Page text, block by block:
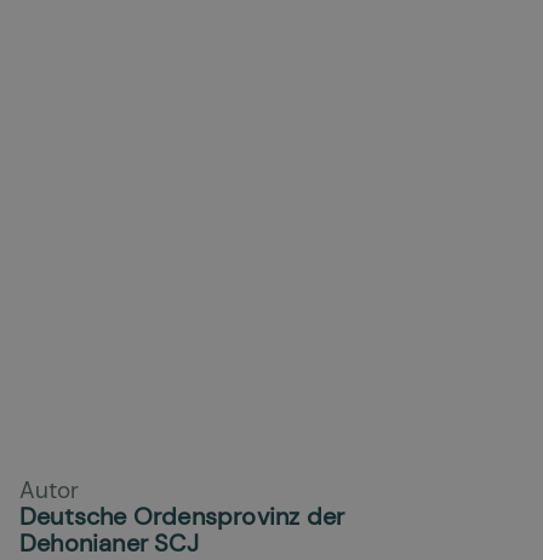
Autor
Deutsche Ordensprovinz der
Dehonianer SCJ